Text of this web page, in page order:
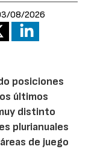
08/2026
posiciones
últimos
distinto
plurianuales
de juego